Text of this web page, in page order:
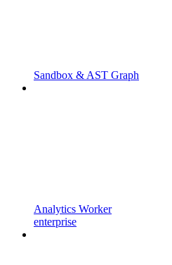
Sandbox & AST Graph
Analytics Worker
enterprise